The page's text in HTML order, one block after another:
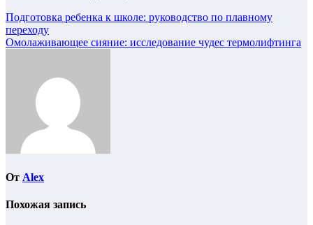
Навигация
по
Подготовка ребенка к школе: руководство по плавному
переходу
Омолаживающее сияние: исследование чудес термолифтинга
От Alex
Похожая запись